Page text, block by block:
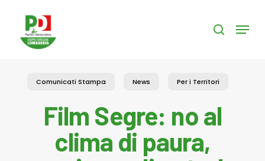
content
search
Menu
Comunicati Stampa News Per i Territori
Film Segre: no al
clima di paura,